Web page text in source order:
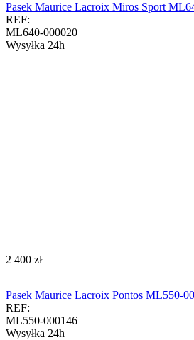
Pasek Maurice Lacroix Miros Sport
REF:
ML640-000020
Wysyłka 24h
‍2 400‍ zł
Pasek Maurice Lacroix Pontos ML550-
REF:
ML550-000146
Wysyłka 24h